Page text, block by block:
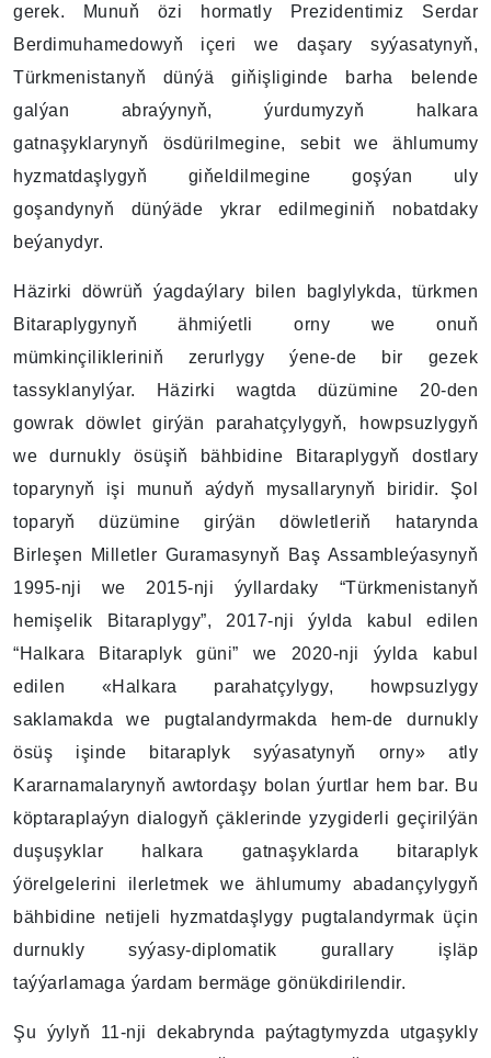
gerek. Munuň özi hormatly Prezidentimiz Serdar
Berdimuhamedowyň içeri we daşary syýasatynyň,
Türkmenistanyň dünýä giňişliginde barha belende
galýan abraýynyň, ýurdumyzyň halkara
gatnaşyklarynyň ösdürilmegine, sebit we ählumumy
hyzmatdaşlygyň giňeldilmegine goşýan uly
goşandynyň dünýäde ykrar edilmeginiň nobatdaky
beýanydyr.
Häzirki döwrüň ýagdaýlary bilen baglylykda, türkmen
Bitaraplygynyň ähmiýetli orny we onuň
mümkinçilikleriniň zerurlygy ýene-de bir gezek
tassyklanylýar. Häzirki wagtda düzümine 20-den
gowrak döwlet girýän parahatçylygyň, howpsuzlygyň
we durnukly ösüşiň bähbidine Bitaraplygyň dostlary
toparynyň işi munuň aýdyň mysallarynyň biridir. Şol
toparyň düzümine girýän döwletleriň hatarynda
Birleşen Milletler Guramasynyň Baş Assambleýasynyň
1995-nji we 2015-nji ýyllardaky “Türkmenistanyň
hemişelik Bitaraplygy”, 2017-nji ýylda kabul edilen
“Halkara Bitaraplyk güni” we 2020-nji ýylda kabul
edilen «Halkara parahatçylygy, howpsuzlygy
saklamakda we pugtalandyrmakda hem-de durnukly
ösüş işinde bitaraplyk syýasatynyň orny» atly
Kararnamalarynyň awtordaşy bolan ýurtlar hem bar. Bu
köptaraplaýyn dialogyň çäklerinde yzygiderli geçirilýän
duşuşyklar halkara gatnaşyklarda bitaraplyk
ýörelgelerini ilerletmek we ählumumy abadançylygyň
bähbidine netijeli hyzmatdaşlygy pugtalandyrmak üçin
durnukly syýasy-diplomatik gurallary işläp
taýýarlamaga ýardam bermäge gönükdirilendir.
Şu ýylyň 11-nji dekabrynda paýtagtymyzda utgaşykly